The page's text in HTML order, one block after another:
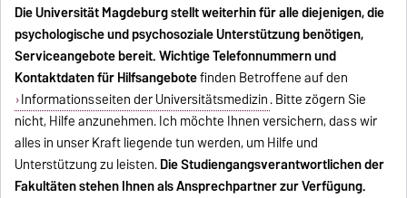
Die Universität Magdeburg stellt weiterhin für alle diejenigen, die
psychologische und psychosoziale Unterstützung benötigen,
Serviceangebote bereit.Wichtige Telefonnummern und
Kontaktdaten für Hilfsangebotefinden Betroffene auf den
Informationsseiten der Universitätsmedizin. Bitte zögern Sie
nicht, Hilfe anzunehmen. Ich möchte Ihnen versichern, dass wir
alles in unser Kraft liegende tun werden, um Hilfe und
Unterstützung zu leisten.Die Studiengangsverantwortlichen der
Fakultäten stehen Ihnen als Ansprechpartner zur Verfügung.